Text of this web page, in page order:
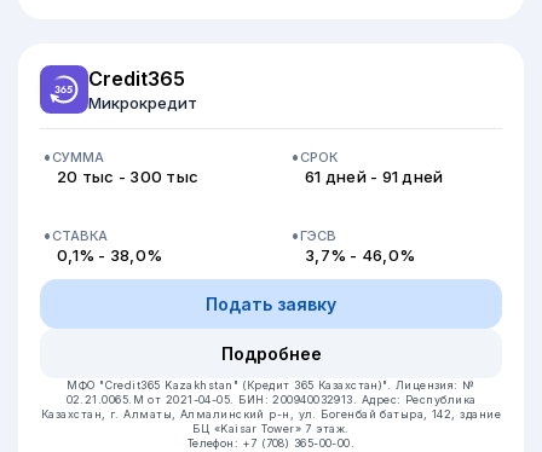
Credit365
Микрокредит
СУММА
20 тыс - 300 тыс
СРОК
61 дней - 91 дней
СТАВКА
0,1% - 38,0%
ГЭСВ
3,7% - 46,0%
Подать заявку
Подробнее
МФО "Credit365 Kazakhstan" (Кредит 365 Казахстан)".
Лицензия: №
02.21.0065.M от 2021-04-05. БИН: 200940032913. Адрес: Республика
Казахстан, г. Алматы, Алмалинский р-н, ул. Богенбай батыра, 142, здание
БЦ «Kaisar Tower» 7 этаж.
Телефон: +7 (708) 365-00-00.